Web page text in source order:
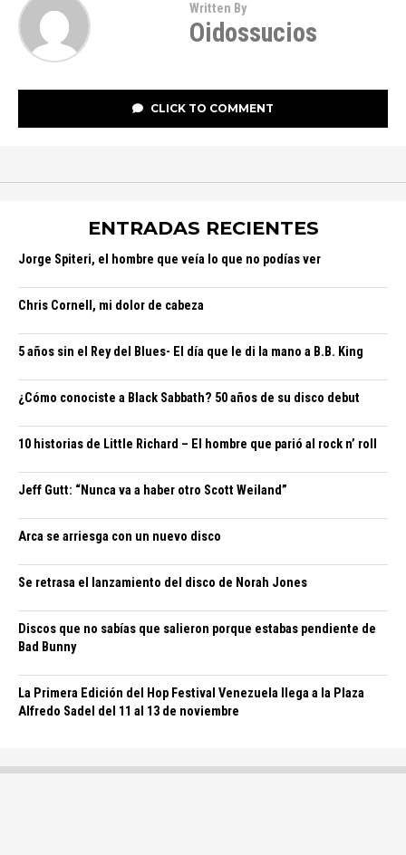
Written By
Oidossucios
CLICK TO COMMENT
ENTRADAS RECIENTES
Jorge Spiteri, el hombre que veía lo que no podías ver
Chris Cornell, mi dolor de cabeza
5 años sin el Rey del Blues- El día que le di la mano a B.B. King
¿Cómo conociste a Black Sabbath? 50 años de su disco debut
10 historias de Little Richard – El hombre que parió al rock n’ roll
Jeff Gutt: “Nunca va a haber otro Scott Weiland”
Arca se arriesga con un nuevo disco
Se retrasa el lanzamiento del disco de Norah Jones
Discos que no sabías que salieron porque estabas pendiente de
Bad Bunny
La Primera Edición del Hop Festival Venezuela llega a la Plaza
Alfredo Sadel del 11 al 13 de noviembre